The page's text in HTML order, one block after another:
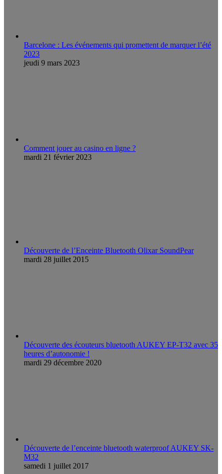
Barcelone : Les événements qui promettent de marquer l’été
2023
jeudi 9 mars 2023
Comment jouer au casino en ligne ?
mardi 21 février 2023
Découverte de l’Enceinte Bluetooth Olixar SoundPear
mardi 28 juillet 2015
Découverte des écouteurs bluetooth AUKEY EP-T32 avec 35
heures d’autonomie !
mardi 29 décembre 2020
Découverte de l’enceinte bluetooth waterproof AUKEY SK-
M32
samedi 1 juillet 2017